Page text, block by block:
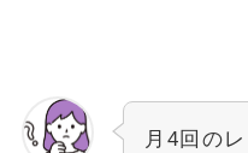
月4回の